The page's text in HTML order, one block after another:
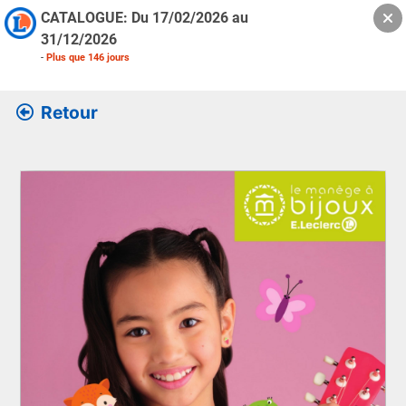
CATALOGUE: Du 17/02/2026 au
31/12/2026
- Plus que 146 jours
Retour